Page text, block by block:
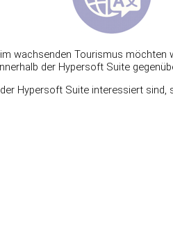
wachsenden Tourismus
der Hypersoft Suite
Hypersoft Suite interessiert sind,